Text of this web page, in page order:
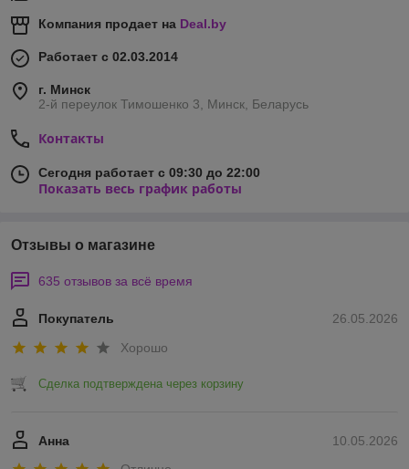
Компания продает на Deal.by
Работает с 02.03.2014
г. Минск
2-й переулок Тимошенко 3, Минск, Беларусь
Контакты
Сегодня работает с 09:30 до 22:00
Показать весь график работы
Отзывы о магазине
635 отзывов за всё время
26.05.2026
Покупатель
Хорошо
Сделка подтверждена через корзину
10.05.2026
Анна